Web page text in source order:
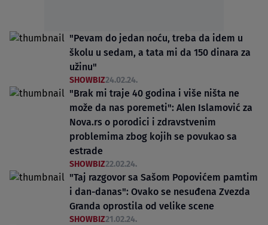
"Pevam do jedan noću, treba da idem u
školu u sedam, a tata mi da 150 dinara za
užinu"
SHOWBIZ24.02.24.
"Brak mi traje 40 godina i više ništa ne
može da nas poremeti": Alen Islamović za
Nova.rs o porodici i zdravstvenim
problemima zbog kojih se povukao sa
estrade
SHOWBIZ22.02.24.
"Taj razgovor sa Sašom Popovićem pamtim
i dan-danas": Ovako se nesuđena Zvezda
Granda oprostila od velike scene
SHOWBIZ21.02.24.